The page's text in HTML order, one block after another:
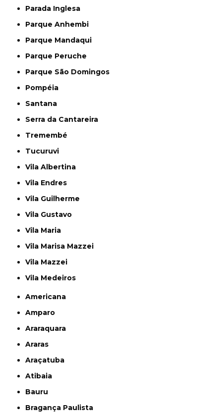
Parada Inglesa
Parque Anhembi
Parque Mandaqui
Parque Peruche
Parque São Domingos
Pompéia
Santana
Serra da Cantareira
Tremembé
Tucuruvi
Vila Albertina
Vila Endres
Vila Guilherme
Vila Gustavo
Vila Maria
Vila Marisa Mazzei
Vila Mazzei
Vila Medeiros
Americana
Amparo
Araraquara
Araras
Araçatuba
Atibaia
Bauru
Bragança Paulista